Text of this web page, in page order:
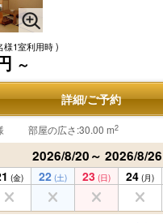
様1室利用時 )
～
詳細/ご予約
部屋の広さ:30.00 m2
2026/8/20～ 2026/8/26
(金) 22 (土) 23 (日) 24 (月)